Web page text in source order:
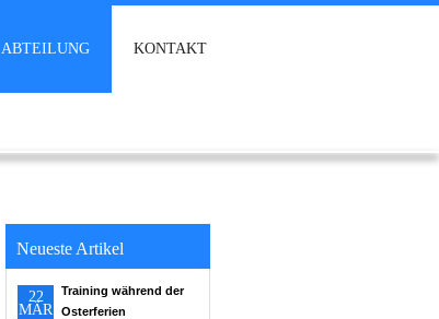
ABTEILUNG KONTAKT
Neueste Artikel
22
MÄR
Training während der
Osterferien